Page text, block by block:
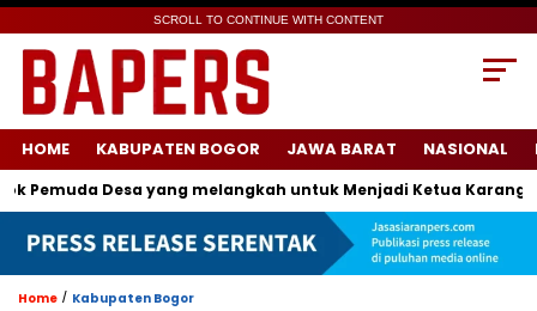
SCROLL TO CONTINUE WITH CONTENT
HOME KABUPATEN BOGOR JAWA BARAT NASIONAL
Desa yang melangkah untuk Menjadi Ketua Karang
Home / Kabupaten Bogor